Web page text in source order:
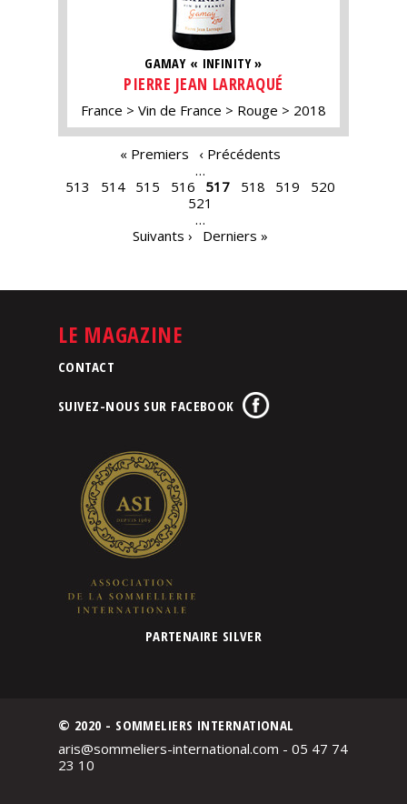
GAMAY « INFINITY »
PIERRE JEAN LARRAQUÉ
France Vin de France Rouge 2018
« Premiers
‹ Précédents
…
513
514 515 516 517 518 519
520
521
…
Suivants ›
Derniers »
LE MAGAZINE
CONTACT
SUIVEZ-NOUS SUR FACEBOOK
PARTENAIRE SILVER
© 2020 - SOMMELIERS INTERNATIONAL
aris@sommeliers-international.com - 05 47 74
23 10